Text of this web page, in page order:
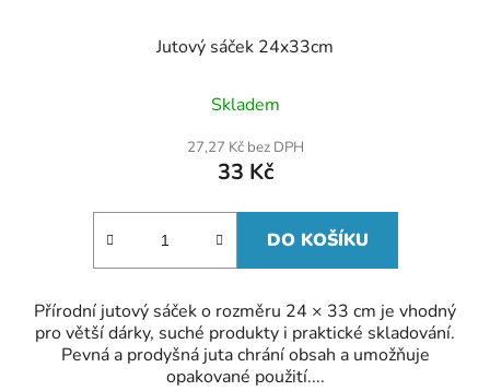
Jutový sáček 24x33cm
Skladem
27,27 Kč bez DPH
33 Kč
DO KOŠÍKU
Přírodní jutový sáček o rozměru 24 × 33 cm je vhodný
pro větší dárky, suché produkty i praktické skladování.
Pevná a prodyšná juta chrání obsah a umožňuje
opakované použití....